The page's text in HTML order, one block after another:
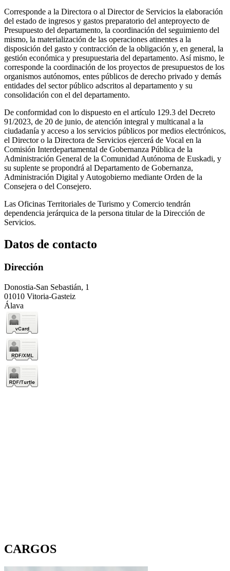
Corresponde a la Directora o al Director de Servicios la elaboración
del estado de ingresos y gastos preparatorio del anteproyecto de
Presupuesto del departamento, la coordinación del seguimiento del
mismo, la materialización de las operaciones atinentes a la
disposición del gasto y contracción de la obligación y, en general, la
gestión económica y presupuestaria del departamento. Así mismo, le
corresponde la coordinación de los proyectos de presupuestos de los
organismos autónomos, entes públicos de derecho privado y demás
entidades del sector público adscritos al departamento y su
consolidación con el del departamento.
De conformidad con lo dispuesto en el artículo 129.3 del Decreto
91/2023, de 20 de junio, de atención integral y multicanal a la
ciudadanía y acceso a los servicios públicos por medios electrónicos,
el Director o la Directora de Servicios ejercerá de Vocal en la
Comisión Interdepartamental de Gobernanza Pública de la
Administración General de la Comunidad Autónoma de Euskadi, y
su suplente se propondrá al Departamento de Gobernanza,
Administración Digital y Autogobierno mediante Orden de la
Consejera o del Consejero.
Las Oficinas Territoriales de Turismo y Comercio tendrán
dependencia jerárquica de la persona titular de la Dirección de
Servicios.
Datos de contacto
Dirección
Donostia-San Sebastián, 1
01010 Vitoria-Gasteiz
Álava
CARGOS